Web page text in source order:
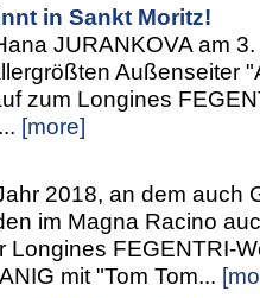
in Sankt Moritz!
JURANKOVA am
Außenseiter
zum Longines
[more]
2018, an dem auch
im Magna Racino
Longines FEGENTRI-
mit "Tom Tom...